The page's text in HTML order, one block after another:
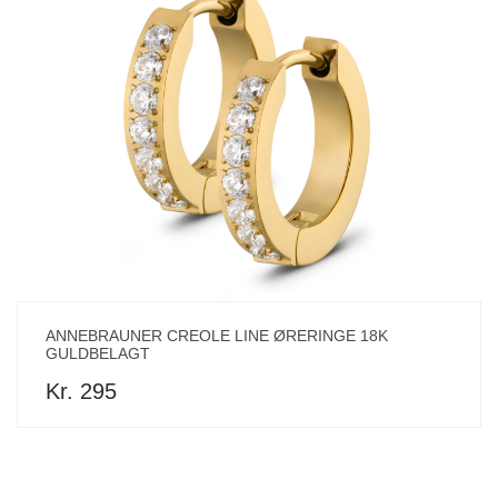
ANNEBRAUNER CREOLE LINE ØRERINGE 18K
GULDBELAGT
Kr. 295